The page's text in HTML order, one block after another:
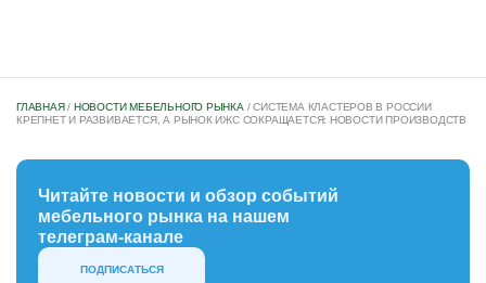
ГЛАВНАЯ/ НОВОСТИ МЕБЕЛЬНОГО РЫНКА /СИСТЕМА КЛАСТЕРОВ В РОССИИ
КРЕПНЕТ И РАЗВИВАЕТСЯ, А РЫНОК ИЖС СОКРАЩАЕТСЯ: НОВОСТИ ПРОИЗВОДСТВ
Читайте новости и обзор событий
мебельного рынка на нашем
телеграм-канале
ПОДПИСАТЬСЯ